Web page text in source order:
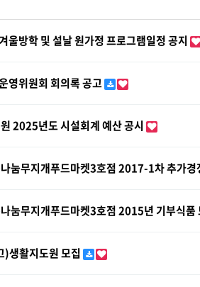
울방학 및 설날 원가정 프로그램일정 공지
영위원회 회의록 공고
2025년도 시설회계 예산 공시
눔무지개푸드마켓3호점 2017-1차 추가경
눔무지개푸드마켓3호점 2015년 기부식품
)생활지도원 모집